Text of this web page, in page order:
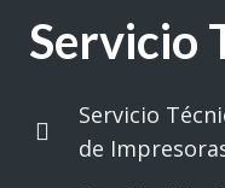
Servicio
Servicio
de